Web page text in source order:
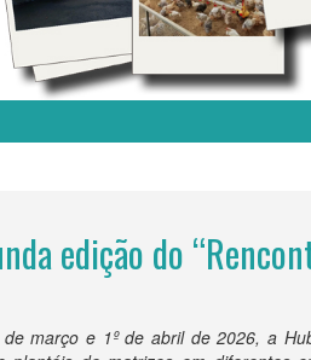
edição do
março e 1º de abril de 2026, a